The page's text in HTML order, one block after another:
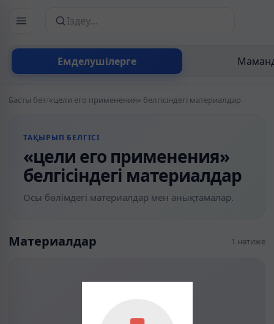
Емделушілерге
Сайттан іздеу
Басты бет/«цели его применения» белгісіндегі материалдар
ТАҚЫРЫП БЕЛГІСІ
«цели его применения»
белгісіндегі материалдар
Осы бөлімдегі материалдар мен анықтамалар.
Материалдар 1 нәтиже